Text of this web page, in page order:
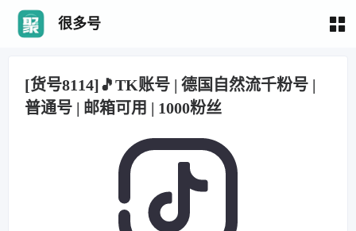
很多号
[货号8114]🎵TK账号 | 德国自然流千粉号 |
普通号 | 邮箱可用 | 1000粉丝